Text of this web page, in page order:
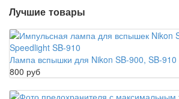
Лучшие товары
Лампа вспышки для Nikon SB-900, SB-910
800 руб